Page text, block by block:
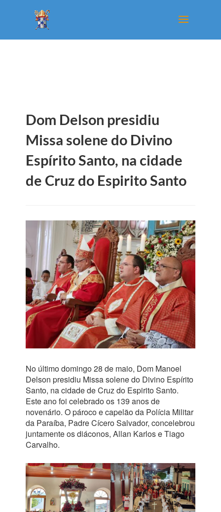
Dom Delson presidiu
Missa solene do Divino
Espírito Santo, na cidade
de Cruz do Espirito Santo
No último domingo 28 de maio, Dom Manoel
Delson presidiu Missa solene do Divino Espírito
Santo, na cidade de Cruz do Espirito Santo.
Este ano foi celebrado os 139 anos de
novenário. O pároco e capelão da Polícia Militar
da Paraíba, Padre Cícero Salvador, concelebrou
juntamente os diáconos, Allan Karlos e Tiago
Carvalho.